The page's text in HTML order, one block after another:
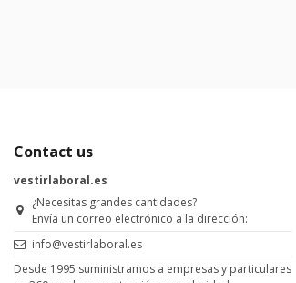
Contact us
vestirlaboral.es
¿Necesitas grandes cantidades?
Envía un correo electrónico a la dirección:
info@vestirlaboral.es
Desde 1995 suministramos a empresas y particulares